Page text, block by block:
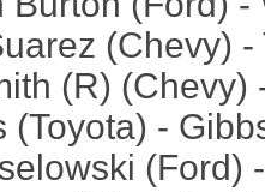
(Chevy) -
(R) (Chevy)
(Toyota) -
(Ford)